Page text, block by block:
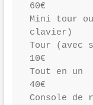
60€
Mini tour
clavier)
Tour (avec
10€
Tout en un
40€
Console de